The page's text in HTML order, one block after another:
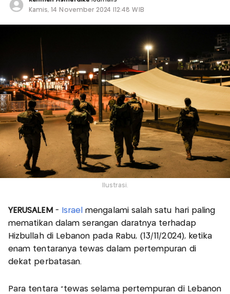
Kamis, 14 November 2024 |12:48 WIB
Ilustrasi.
YERUSALEM - Israel mengalami salah satu hari paling
mematikan dalam serangan daratnya terhadap
Hizbullah di Lebanon pada Rabu, (13/11/2024), ketika
enam tentaranya tewas dalam pertempuran di
dekat perbatasan.
Para tentara "tewas selama pertempuran di Lebanon